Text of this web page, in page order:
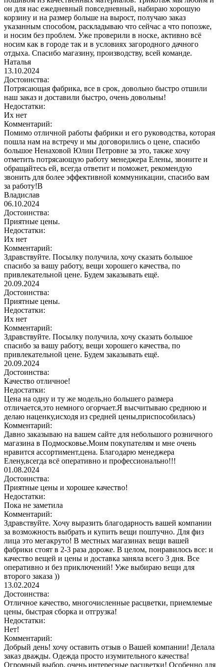
он для нас ежедневный повседневный, набираю хорошую
корзину и на размер больше на вырост, получаю заказ
указанным способом, раскладываю что сейчас а что попозже,
и носим без проблем. Уже проверили в носке, активно всё
носим как в городе так и в условиях загородного дачного
отдыха. Спасибо магазину, производству, всей команде.
Наталья
13.10.2024
Достоинства:
Потрясающая фабрика, все в срок, довольно быстро отшили
наш заказ и доставили быстро, очень довольны!
Недостатки:
Их нет
Комментарий:
Помимо отличной работы фабрики и его руководства, которая
пошла нам на встречу и мы договорились о цене, спасибо
большое Ненаховой Юлии Петровне за это, также хочу
отметить потрясающую работу менеджера Елены, звоните и
обращайтесь ей, всегда ответит и поможет, рекомендую
звонить для более эффективной коммуникации, спасибо вам
за работу!В
Владислав
06.10.2024
Достоинства:
Приятные цены.
Недостатки:
Их нет
Комментарий:
Здравствуйте. Посылку получила, хочу сказать большое
спасибо за вашу работу, вещи хорошего качества, по
привлекательной цене. Будем заказывать ещё.
20.09.2024
Достоинства:
Приятные цены.
Недостатки:
Их нет
Комментарий:
Здравствуйте. Посылку получила, хочу сказать большое
спасибо за вашу работу, вещи хорошего качества, по
привлекательной цене. Будем заказывать ещё.
20.09.2024
Достоинства:
Качество отличное!
Недостатки:
Цена на одну и ту же модель,но большего размера
отличается,это немного огорчает.Я высчитываю среднюю и
делаю наценку,исходя из средней цены,приспособилась)
Комментарий:
Давно заказываю на вашем сайте для небольшого розничного
магазина в Подмосковье.Моим покупателям и мне очень
нравится ассортимент,цена. Благодарю менеджера
Елену,всегда всё оперативно и профессионально!!!
01.08.2024
Достоинства:
Приятные цены и хорошее качество!
Недостатки:
Пока не заметила
Комментарий:
Здравствуйте. Хочу выразить благодарность вашей компании
за возможность выбрать и купить вещи поштучно. Для физ
лица это мегакруто! В местных магазинах вещи вашей
фабрики стоят в 2-3 раза дороже. В целом, понравилось все: и
качество вещей и цены и доставка заняла всего 3 дня. Все
оперативно и без приключений! Уже выбираю вещи для
второго заказа ))
13.02.2024
Достоинства:
Отличное качество, многочисленные расцветки, приемлемые
цены, быстрая сборка и отгрузка!
Недостатки:
Нет!
Комментарий:
Добрый день! хочу оставить отзыв о Вашей компании! Делала
заказ дважды. Одежда просто изумительного качества!
Огромный выбор, очень интересные расцветки! Особенно для